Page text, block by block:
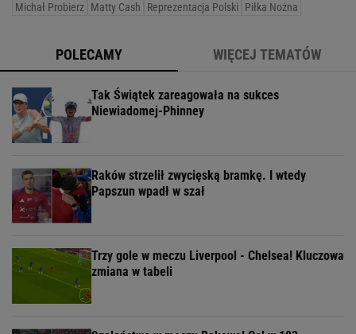
Michał Probierz Matty Cash Reprezentacja Polski Piłka Nożna
POLECAMY WIĘCEJ TEMATÓW
Tak Świątek zareagowała na sukces
Niewiadomej-Phinney
Raków strzelił zwycięską bramkę. I wtedy
Papszun wpadł w szał
Trzy gole w meczu Liverpool - Chelsea! Kluczowa
zmiana w tabeli